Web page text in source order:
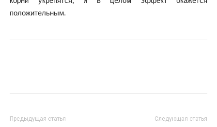
положительным.
Предыдущая статья Следующая статья